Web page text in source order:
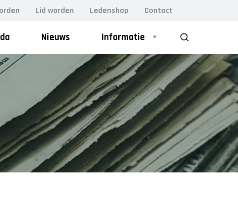
Lid worden Ledenshop Contact
ZAAL
Heren 1
Heren 2
Nieuws Informatie
ZOEK